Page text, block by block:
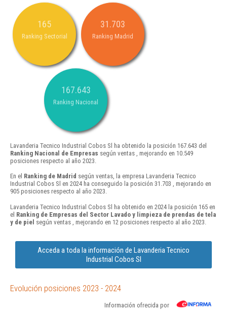
165
Ranking Sectorial
31.703
Ranking Madrid
167.643
Ranking Nacional
Lavanderia Tecnico Industrial Cobos Sl ha obtenido la posición 167.643 del
Ranking Nacional de Empresas según ventas , mejorando en 10.549
posiciones respecto al año 2023.
En el Ranking de Madrid según ventas, la empresa Lavanderia Tecnico
Industrial Cobos Sl en 2024 ha conseguido la posición 31.703 , mejorando en
905 posiciones respecto al año 2023.
Lavanderia Tecnico Industrial Cobos Sl ha obtenido en 2024 la posición 165 en
el Ranking de Empresas del Sector Lavado y limpieza de prendas de tela
y de piel según ventas , mejorando en 12 posiciones respecto al año 2023.
Acceda a toda la información de Lavanderia Tecnico
Industrial Cobos Sl
Evolución posiciones 2023 - 2024
Información ofrecida por